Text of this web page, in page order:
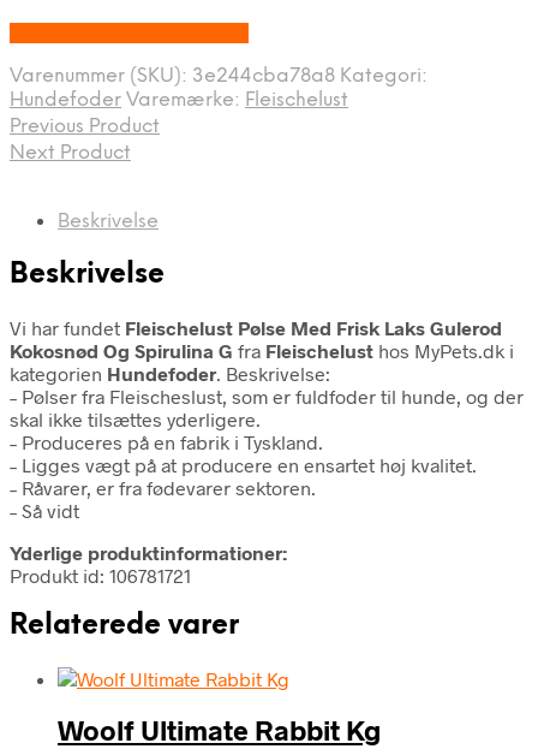
Varenummer (SKU): 3e244cba78a8 Kategori:
Hundefoder Varemærke: Fleischelust
Previous Product
Next Product
Beskrivelse
Beskrivelse
Vi har fundet Fleischelust Pølse Med Frisk Laks Gulerod
Kokosnød Og Spirulina G fra Fleischelust hos MyPets.dk i
kategorien Hundefoder. Beskrivelse:
– Pølser fra Fleischeslust, som er fuldfoder til hunde, og der
skal ikke tilsættes yderligere.
– Produceres på en fabrik i Tyskland.
– Ligges vægt på at producere en ensartet høj kvalitet.
– Råvarer, er fra fødevarer sektoren.
– Så vidt
Yderlige produktinformationer:
Produkt id: 106781721
Relaterede varer
Woolf Ultimate Rabbit Kg